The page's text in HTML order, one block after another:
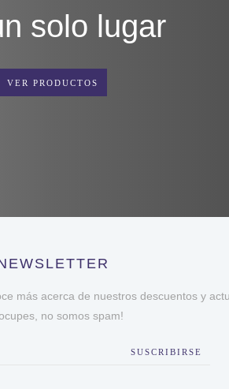
solo lugar
VER PRODUCTOS
más acerca de nuestros descuentos y
no somos spam!
SUSCRIBIRSE